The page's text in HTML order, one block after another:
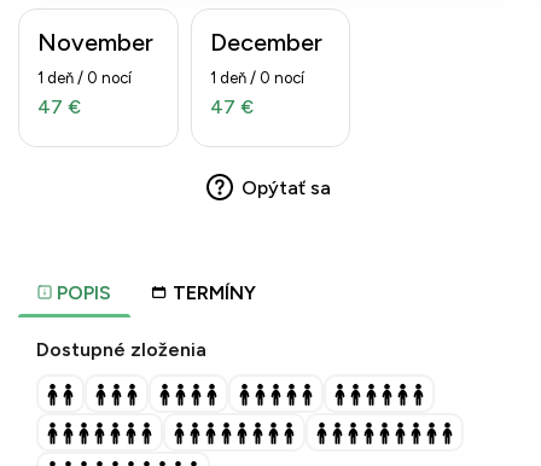
POPIS TERMÍNY
Dostupné zloženia
November
1 deň / 0 nocí
47 €
December
1 deň / 0 nocí
47 €
Opýtať sa